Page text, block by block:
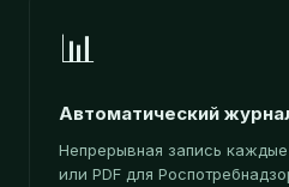
📊
Автоматический
Непрерывная запись каждые
или PDF для